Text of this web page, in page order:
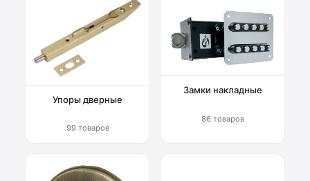
Упоры дверные
99 товаров
Замки накладные
86 товаров